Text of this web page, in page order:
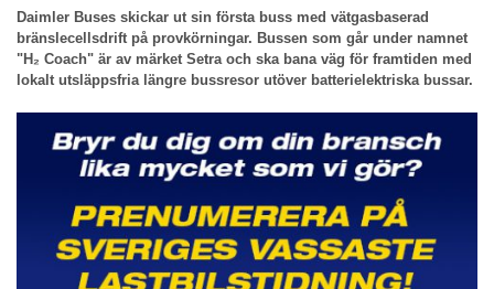
Daimler Buses skickar ut sin första buss med vätgasbaserad
bränslecellsdrift på provkörningar. Bussen som går under namnet
"H₂ Coach" är av märket Setra och ska bana väg för framtiden med
lokalt utsläppsfria längre bussresor utöver batterielektriska bussar.